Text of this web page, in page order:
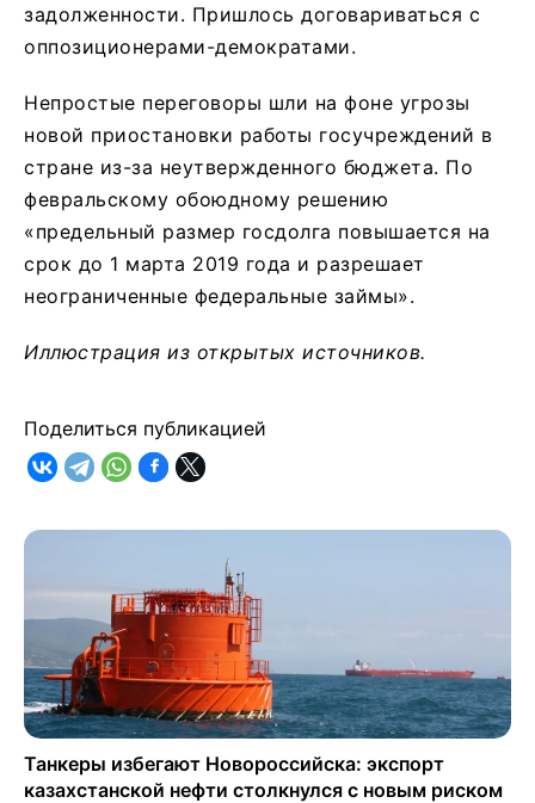
задолженности. Пришлось договариваться с
оппозиционерами-демократами.
Непростые переговоры шли на фоне угрозы
новой приостановки работы госучреждений в
стране из-за неутвержденного бюджета. По
февральскому обоюдному решению
«предельный размер госдолга повышается на
срок до 1 марта 2019 года и разрешает
неограниченные федеральные займы».
Иллюстрация из открытых источников.
Поделиться публикацией
Танкеры избегают Новороссийска: экспорт
казахстанской нефти столкнулся с новым риском